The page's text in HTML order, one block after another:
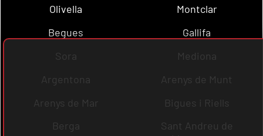
Olivella
Montclar
Begues
Gallifa
Sora
Mediona
Argentona
Arenys de Munt
Arenys de Mar
Bigues i Riells
Berga
Sant Andreu de